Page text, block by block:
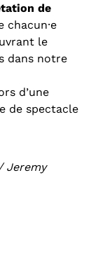
de
chacun⸱e
le
dans notre
d’une
de spectacle
Jeremy